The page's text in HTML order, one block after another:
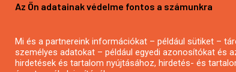
Bemutatkozás
Hírlevél feliratkozás
Impresszum
Az Ön adatainak védelme fontos a számunkra
Mi és a partnereink információkat – például sütiket –
személyes adatokat – például egyedi azonosítókat és
hirdetések és tartalom nyújtásához, hirdetés- és